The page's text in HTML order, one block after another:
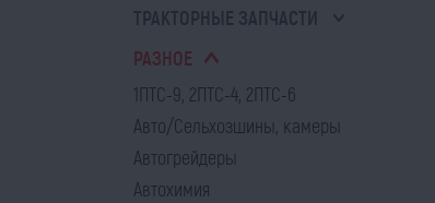
ТРАКТОРНЫЕ ЗАПЧАСТИ
РАЗНОЕ
1ПТС-9, 2ПТС-4, 2ПТС-6
Авто/Сельхозшины, камеры
Автогрейдеры
Автохимия